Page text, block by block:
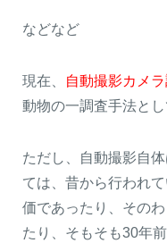
などなど
現在、 自動撮影カメ
動物の一調査手法と
ただし、自動撮影自
ては、昔から行われ
価であったり、その
たり、そもそも30年